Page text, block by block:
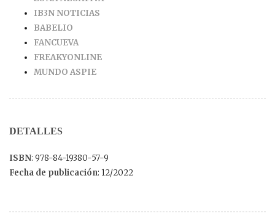
IB3N NOTICIAS
BABELIO
FANCUEVA
FREAKYONLINE
MUNDO ASPIE
DETALLES
ISBN: 978-84-19380-57-9
Fecha de publicación: 12/2022